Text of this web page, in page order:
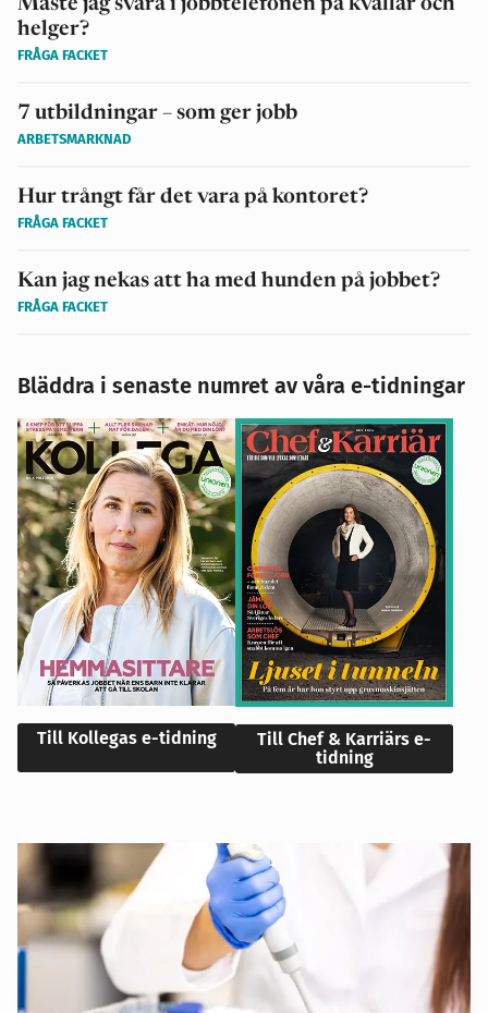
Måste jag svara i jobbtelefonen på kvällar och
helger?
FRÅGA FACKET
7 utbildningar – som ger jobb
ARBETSMARKNAD
Hur trångt får det vara på kontoret?
FRÅGA FACKET
Kan jag nekas att ha med hunden på jobbet?
FRÅGA FACKET
Bläddra i senaste numret av våra e-tidningar
Till Kollegas e-tidning
Till Chef & Karriärs e-
tidning